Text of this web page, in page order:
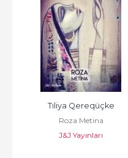
Tıliya Qereqüçke
Roza Metina
J&J Yayınları